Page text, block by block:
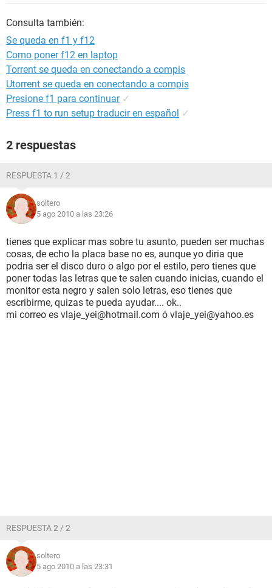
Consulta también:
Se queda en f1 y f12
Como poner f12 en laptop
Torrent se queda en conectando a compis
Utorrent se queda en conectando a compis
Presione f1 para continuar ✓
Press f1 to run setup traducir en español ✓
2 respuestas
RESPUESTA 1 / 2
soltero
5 ago 2010 a las 23:26
tienes que explicar mas sobre tu asunto, pueden ser muchas
cosas, de echo la placa base no es, aunque yo diria que
podria ser el disco duro o algo por el estilo, pero tienes que
poner todas las letras que te salen cuando inicias, cuando el
monitor esta negro y salen solo letras, eso tienes que
escribirme, quizas te pueda ayudar.... ok..
mi correo es vlaje_yei@hotmail.com ó vlaje_yei@yahoo.es
RESPUESTA 2 / 2
soltero
5 ago 2010 a las 23:31